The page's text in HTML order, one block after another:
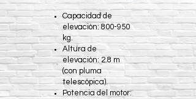
Capacidad de
elevación: 800-950
kg.
Altura de
elevación: 2.8 m
(con pluma
telescópica).
Potencia del motor: